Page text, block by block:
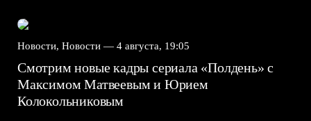
Новости, Новости — 4 августа, 19:05
Смотрим новые кадры сериала «Полдень» с
Максимом Матвеевым и Юрием
Колокольниковым